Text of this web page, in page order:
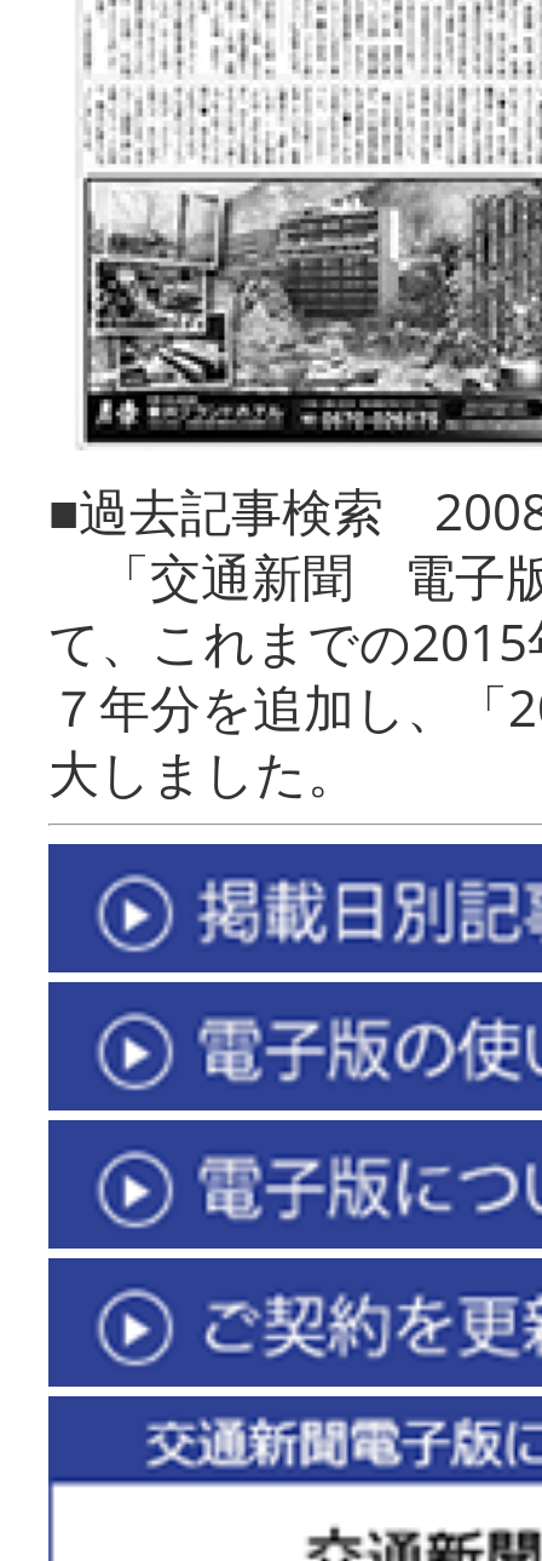
■過去記事検索
「交通新聞 電子
て、これまでの
７年分を追加し、「
大しまし